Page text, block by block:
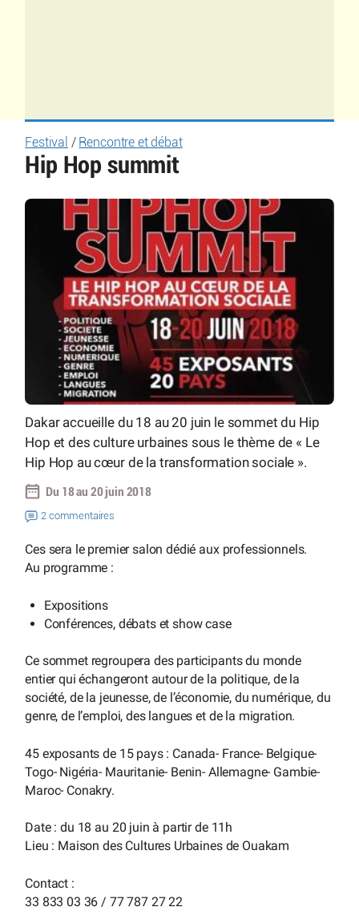
Festival / Rencontre et débat
Hip Hop summit
Dakar accueille du 18 au 20 juin le sommet du Hip
Hop et des culture urbaines sous le thème de « Le
Hip Hop au cœur de la transformation sociale ».
Du 18 au 20 juin 2018
2 commentaires
Ces sera le premier salon dédié aux professionnels.
Au programme :
Expositions
Conférences, débats et show case
Ce sommet regroupera des participants du monde
entier qui échangeront autour de la politique, de la
société, de la jeunesse, de l’économie, du numérique, du
genre, de l’emploi, des langues et de la migration.
45 exposants de 15 pays : Canada- France- Belgique-
Togo- Nigéria- Mauritanie- Benin- Allemagne- Gambie-
Maroc- Conakry.
Date : du 18 au 20 juin à partir de 11h
Lieu : Maison des Cultures Urbaines de Ouakam
Contact :
33 833 03 36 / 77 787 27 22